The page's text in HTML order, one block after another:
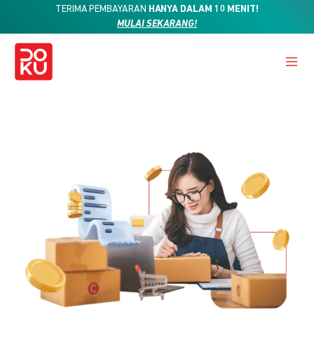
TERIMA PEMBAYARAN HANYA DALAM 10 MENIT!
MULAI SEKARANG!